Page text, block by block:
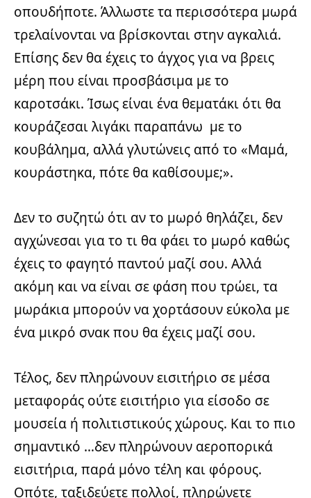
οπουδήποτε. Άλλωστε τα περισσότερα μωρά
τρελαίνονται να βρίσκονται στην αγκαλιά.
Επίσης δεν θα έχεις το άγχος για να βρεις
μέρη που είναι προσβάσιμα με το
καροτσάκι. Ίσως είναι ένα θεματάκι ότι θα
κουράζεσαι λιγάκι παραπάνω με το
κουβάλημα, αλλά γλυτώνεις από το «Μαμά,
κουράστηκα, πότε θα καθίσουμε;».
Δεν το συζητώ ότι αν το μωρό θηλάζει, δεν
αγχώνεσαι για το τι θα φάει το μωρό καθώς
έχεις το φαγητό παντού μαζί σου. Αλλά
ακόμη και να είναι σε φάση που τρώει, τα
μωράκια μπορούν να χορτάσουν εύκολα με
ένα μικρό σνακ που θα έχεις μαζί σου.
Τέλος, δεν πληρώνουν εισιτήριο σε μέσα
μεταφοράς ούτε εισιτήριο για είσοδο σε
μουσεία ή πολιτιστικούς χώρους. Και το πιο
σημαντικό …δεν πληρώνουν αεροπορικά
εισιτήρια, παρά μόνο τέλη και φόρους.
Οπότε, ταξιδεύετε πολλοί, πληρώνετε